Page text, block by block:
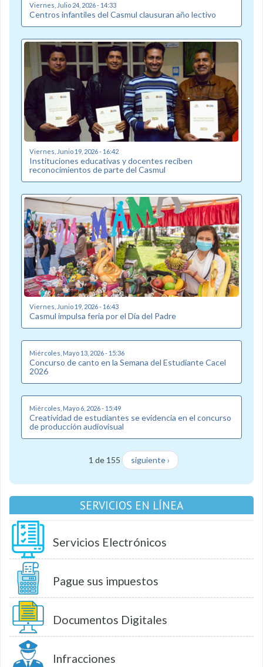
Viernes, Julio 24, 2026 - 14:33
Centros infantiles del Casmul clausuran año lectivo
Viernes, Junio 19, 2026 - 16:42
Instituciones educativas y docentes reciben
reconocimientos de parte del Casmul
Viernes, Junio 19, 2026 - 16:43
Casmul impulsa feria por el Día del Padre
Miércoles, Mayo 13, 2026 - 15:36
Concurso de canto en la Semana del Estudiante Cacel
2026
Miércoles, Mayo 6, 2026 - 15:49
Creatividad de estudiantes se evidencia en el concurso
de producción audiovisual
1 de 155 siguiente ›
SERVICIOS EN LÍNEA
Servicios Electrónicos
Pague sus impuestos
Documentos Digitales
Infracciones